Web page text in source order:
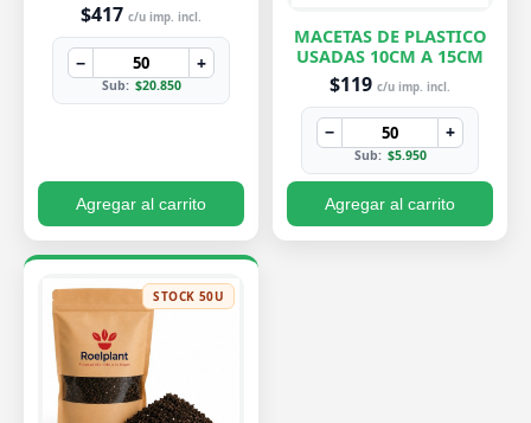
$417 c/u imp. incl.
− +
Sub: $20.850
Agregar al carrito
MACETAS DE PLASTICO
USADAS 10CM A 15CM
$119 c/u imp. incl.
− +
Sub: $5.950
Agregar al carrito
STOCK 50U